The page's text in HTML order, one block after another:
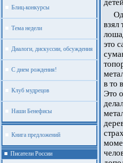
Блиц-конкурсы
Тема недели
Диалоги, дискуссии, обсуждения
С днем рождения!
Клуб мудрецов
Наши Бенефисы
Книга предложений
Писатели России
взял
это
в то
Это